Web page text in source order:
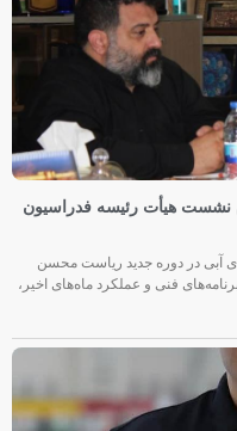
نشست هیأت رئیسه فدراسیون
در دوره جدید ریاست محسن
فنی و عملکرد ماه‌های اخیر،